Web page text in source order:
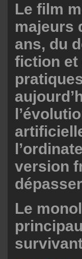
Le film
majeurs
ans, du
fiction et
version
Le